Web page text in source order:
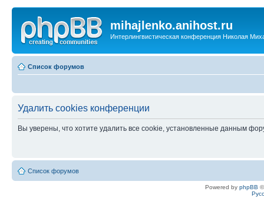
mihajlenko.anihost.ru
Интерлингвистическая конференция Николая
Список форумов
Удалить cookies конференции
Вы уверены, что хотите удалить все cookie, установленные данным
Список форумов
Powered by phpBB